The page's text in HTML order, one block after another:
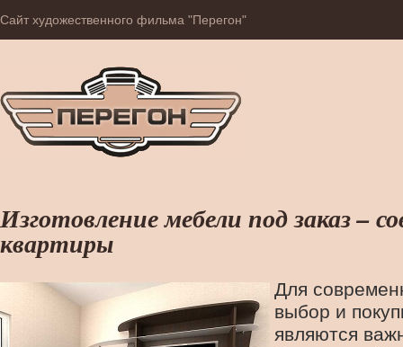
Сайт художественного фильма "Перегон"
Изготовление мебели под заказ –
квартиры
Для
выбор и
являются